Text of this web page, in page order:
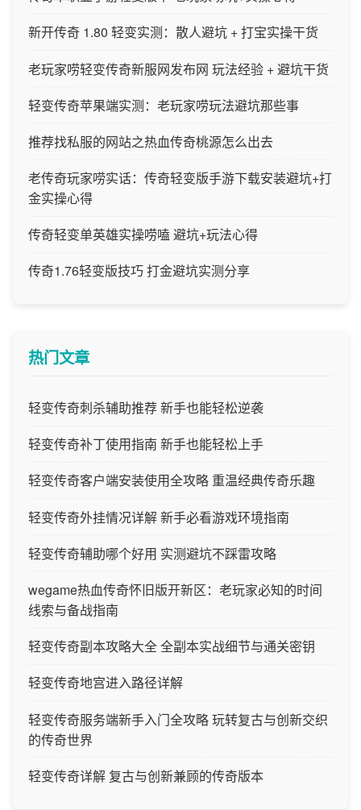
新开传奇 1.80 轻变实测：散人避坑 + 打宝实操干货
老玩家唠轻变传奇新服网发布网 玩法经验 + 避坑干货
轻变传奇苹果端实测：老玩家唠玩法避坑那些事
推荐找私服的网站之热血传奇桃源怎么出去
老传奇玩家唠实话：传奇轻变版手游下载安装避坑+打
金实操心得
传奇轻变单英雄实操唠嗑 避坑+玩法心得
传奇1.76轻变版技巧 打金避坑实测分享
热门文章
轻变传奇刺杀辅助推荐 新手也能轻松逆袭
轻变传奇补丁使用指南 新手也能轻松上手
轻变传奇客户端安装使用全攻略 重温经典传奇乐趣
轻变传奇外挂情况详解 新手必看游戏环境指南
轻变传奇辅助哪个好用 实测避坑不踩雷攻略
wegame热血传奇怀旧版开新区：老玩家必知的时间
线索与备战指南
轻变传奇副本攻略大全 全副本实战细节与通关密钥
轻变传奇地宫进入路径详解
轻变传奇服务端新手入门全攻略 玩转复古与创新交织
的传奇世界
轻变传奇详解 复古与创新兼顾的传奇版本